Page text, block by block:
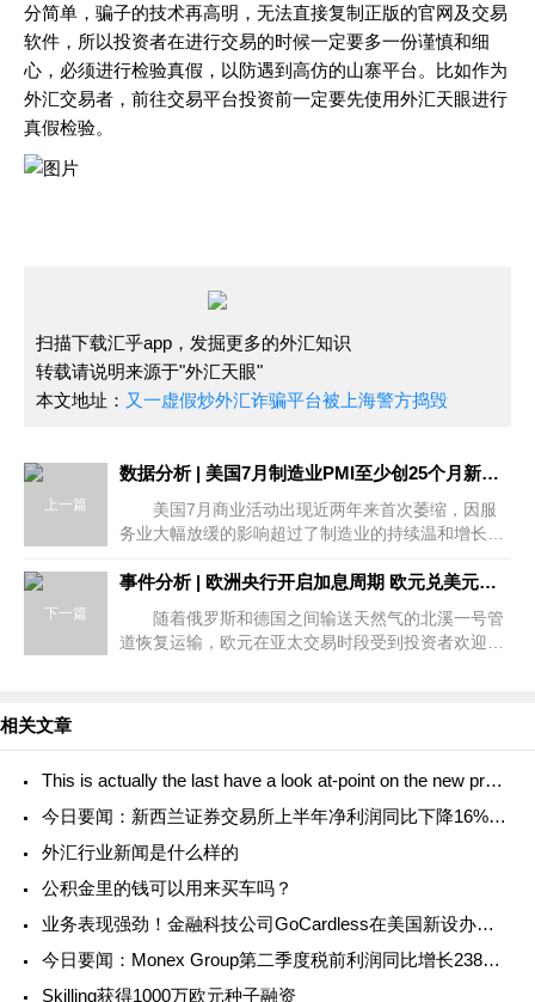
分简单，骗子的技术再高明，无法直接复制正版的官网及交易
软件，所以投资者在进行交易的时候一定要多一份谨慎和细
心，必须进行检验真假，以防遇到高仿的山寨平台。比如作为
外汇交易者，前往交易平台投资前一定要先使用外汇天眼进行
真假检验。
扫描下载汇乎app，发掘更多的外汇知识
转载请说明来源于"外汇天眼"
本文地址： 又一虚假炒外汇诈骗平台被上海警方捣毁
上一篇
数据分析 | 美国7月制造业PMI至少创25个月新低 服务业PMI跌破枯荣线还继续加息吗？
美国7月商业活动出现近两年来首次萎缩，因服
务业大幅放缓的影响超过了制造业的持续温和增长，
描绘了一幅黯淡的画面。
下一篇
事件分析 | 欧洲央行开启加息周期 欧元兑美元再度测试平价？
随着俄罗斯和德国之间输送天然气的北溪一号管
道恢复运输，欧元在亚太交易时段受到投资者欢迎。
相关文章
This is actually the last have a look at-point on the new pre-intercourse record, and it’s rea
今日要闻：新西兰证券交易所上半年净利润同比下降16%；eToro与英国阿斯顿维拉足球俱乐部签署赞助协议；FCA对ICM Capetal、www.longleafmanagement.co.uk和Int
外汇行业新闻是什么样的
公积金里的钱可以用来买车吗？
业务表现强劲！金融科技公司GoCardless在美国新设办事处
今日要闻：Monex Group第二季度税前利润同比增长238%；FMA对Synergy Capital Asset Management发出警告；新加坡交易所将向7RIDGE的基金投资2亿美元...
Skilling获得1000万欧元种子融资